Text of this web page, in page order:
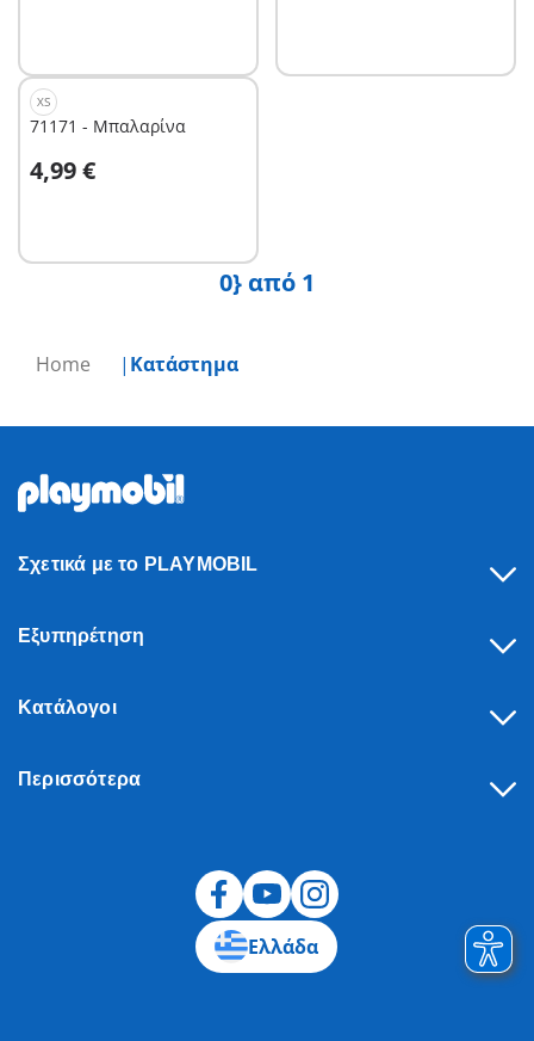
Home Κατάστημα
XS
71171 - Μπαλαρίνα
4,99 €
0} από 1
Σχετικά με το PLAYMOBIL
Εξυπηρέτηση
Κατάλογοι
Περισσότερα
Ελλάδα